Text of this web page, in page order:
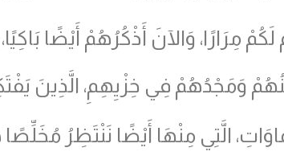
مِرَارًا، وَالآنَ أَذْكُرُهُمْ أَيْضًا
وَمَجْدُهُمْ فِي خِزْيِهِمِ، الَّذِينَ
الَّتِي مِنْهَا أَيْضًا نَنْتَظِرُ